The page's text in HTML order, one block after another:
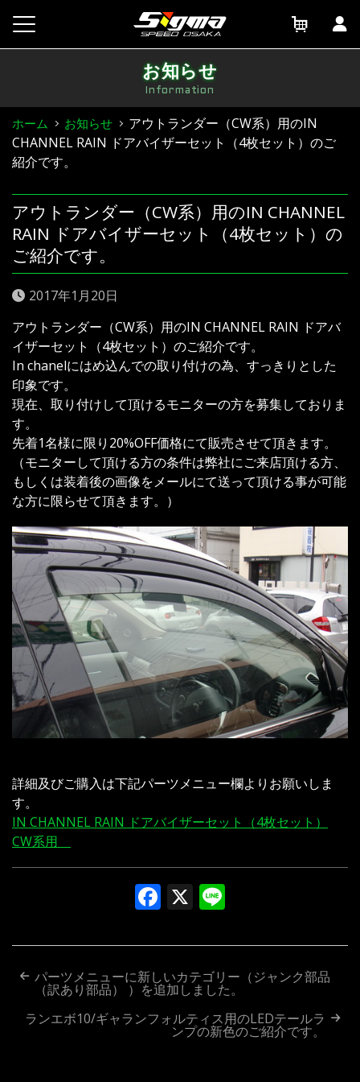
content
お知らせ
Information
ホーム お知らせ
アウトランダー（CW系）用のIN
CHANNEL RAIN ドアバイザーセット（4枚セット）のご
紹介です。
アウトランダー（CW系）用のIN CHANNEL
RAIN ドアバイザーセット（4枚セット）の
ご紹介です。
2017年1月20日
アウトランダー（CW系）用のIN CHANNEL RAIN ドアバ
イザーセット（4枚セット）のご紹介です。
In chanelにはめ込んでの取り付けの為、すっきりとした
印象です。
現在、取り付けして頂けるモニターの方を募集しておりま
す。
先着1名様に限り20%OFF価格にて販売させて頂きます。
（モニターして頂ける方の条件は弊社にご来店頂ける方、
もしくは装着後の画像をメールにて送って頂ける事が可能
な方に限らせて頂きます。）
詳細及びご購入は下記パーツメニュー欄よりお願いしま
す。
IN CHANNEL RAIN ドアバイザーセット（4枚セット）
CW系用
Facebook
X
投
ナ
パーツメニューに新しいカテゴリー（ジャンク部品
（訳あり部品） ）を追加しました。
ランエボ10/ギャランフォルティス用のLEDテールラ
ンプの新色のご紹介です。